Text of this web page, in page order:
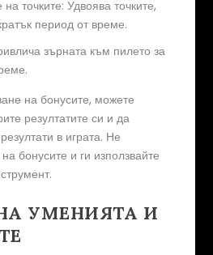
точките: Удвоява точките,
период от време.
зърната към пилето за
на бонусите, можете
резултатите си и да
в играта. Не
бонусите и ги използвайте
УМЕНИЯТА И